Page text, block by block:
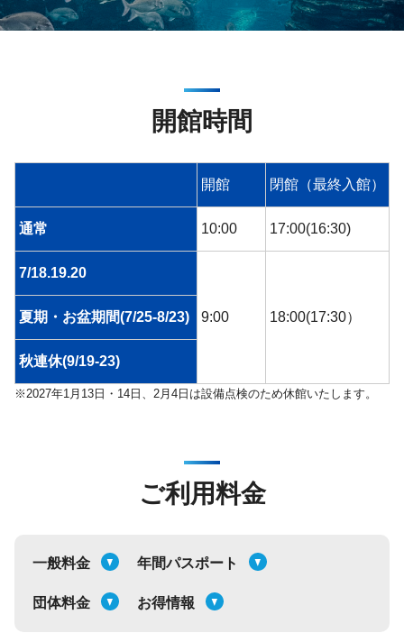
開館時間
開館 閉館（最終入館）
通常 10:00 17:00(16:30)
7/18.19.20
9:00 18:00(17:30）
夏期・お盆期間(7/25-8/23)
秋連休(9/19-23)
※2027年1月13日・14日、2月4日は設備点検のため休館いたします。
ご利用料金
一般料金 年間パスポート
団体料金 お得情報